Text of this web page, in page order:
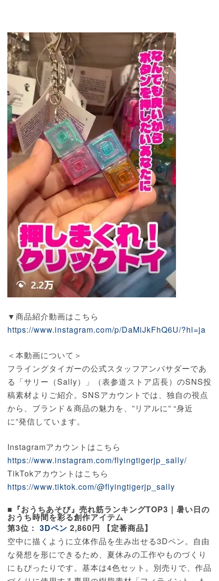
▼商品紹介動画はこちら
https://www.instagram.com/p/DaMiJkFhQ6U/?hl=ja
＜本動画について＞
フライングタイガーの公式スタッフアンバサダーであ
る「サリー（Sally）」（表参道ストア店長）のSNS投
稿素材よりご紹介。SNSアカウントでは、独自の視点
から、ブランド＆商品の魅力を、”リアルに” “身近
に”発信しています。
Instagramアカウントはこちら
https://www.instagram.com/flyingtigerjp_sally/
TikTokアカウントはこちら
https://www.tiktok.com/@flyingtigerjp_sally
■『おうちあそび』売れ筋ランキングTOP3｜暑い日の
おうち時間を彩る創作アイテム
第3位： 3Dペン 2,860円 【定番商品】
空中に描くように立体作品を生み出せる3Dペン。自由
な発想を形にできるため、夏休みの工作やものづくり
にもぴったりです。基本は4色セット。別売りで、作品